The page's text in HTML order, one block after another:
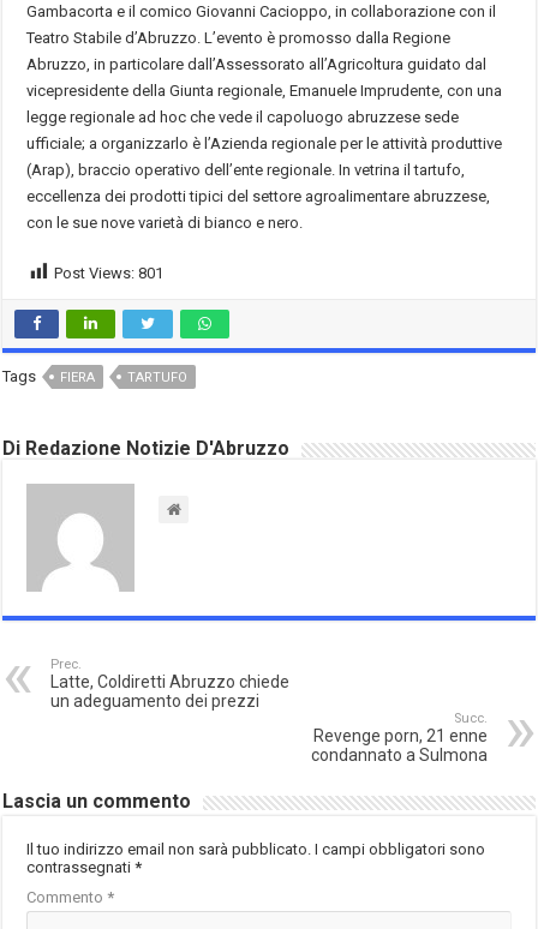
Gambacorta e il comico Giovanni Cacioppo, in collaborazione con il
Teatro Stabile d’Abruzzo. L’evento è promosso dalla Regione
Abruzzo, in particolare dall’Assessorato all’Agricoltura guidato dal
vicepresidente della Giunta regionale, Emanuele Imprudente, con una
legge regionale ad hoc che vede il capoluogo abruzzese sede
ufficiale; a organizzarlo è l’Azienda regionale per le attività produttive
(Arap), braccio operativo dell’ente regionale. In vetrina il tartufo,
eccellenza dei prodotti tipici del settore agroalimentare abruzzese,
con le sue nove varietà di bianco e nero.
Post Views: 801
Tags FIERA TARTUFO
Di Redazione Notizie D'Abruzzo
Prec.
Latte, Coldiretti Abruzzo chiede
un adeguamento dei prezzi
Succ.
Revenge porn, 21 enne
condannato a Sulmona
Lascia un commento
Il tuo indirizzo email non sarà pubblicato. I campi obbligatori sono
contrassegnati*
Commento*